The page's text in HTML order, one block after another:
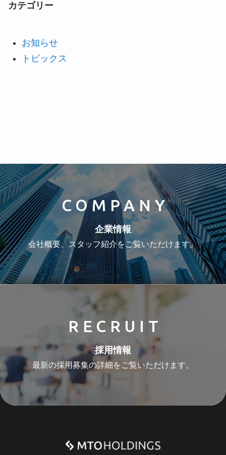
カテゴリー
お知らせ
トピックス
COMPANY
企業情報
会社概要、スタッフ紹介をご覧いただけます。
RECRUIT
採用情報
最新の採用募集の詳細をご覧いただけます。